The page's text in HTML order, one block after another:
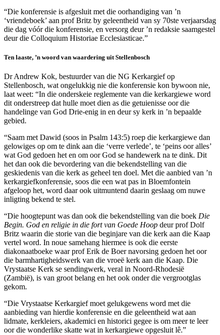
“Die konferensie is afgesluit met die oorhandiging van ’n
‘vriendeboek’ aan prof Britz by geleentheid van sy 70ste verjaarsdag
die dag vóór die konferensie, en versorg deur ’n redaksie saamgestel
deur die Colloquium Historiae Ecclesiasticae.”
Ten laaste, ’n woord van waardering uit Stellenbosch
Dr Andrew Kok, bestuurder van die NG Kerkargief op
Stellenbosch, wat ongelukkig nie die konferensie kon bywoon nie,
laat weet: “In die onderskeie reglemente van die kerkargiewe word
dit onderstreep dat hulle moet dien as die getuienisse oor die
handelinge van God Drie-enig in en deur sy kerk in ’n bepaalde
gebied.
“Saam met Dawid (soos in Psalm 143:5) roep die kerkargiewe dan
gelowiges op om te dink aan die ‘verre verlede’, te ‘peins oor alles’
wat God gedoen het en om oor God se handewerk na te dink. Dit
het dan ook die bevordering van die bekendstelling van die
geskiedenis van die kerk as geheel ten doel. Met die aanbied van ’n
kerkargiefkonferensie, soos die een wat pas in Bloemfontein
afgeloop het, word daar ook uitmuntend daarin geslaag om nuwe
inligting bekend te stel.
“Die hoogtepunt was dan ook die bekendstelling van die boek Die
Begin. God en religie in die fort van Goede Hoop deur prof Dolf
Britz waarin die storie van die beginjare van die kerk aan die Kaap
vertel word. In noue samehang hiermee is ook die eerste
diakonaatboeke waar prof Erik de Boer navorsing gedoen het oor
die barmhartigheidswerk van die vroeë kerk aan die Kaap. Die
Vrystaatse Kerk se sendingwerk, veral in Noord-Rhodesië
(Zambië), is van groot belang en het ook onder die vergrootglas
gekom.
“Die Vrystaatse Kerkargief moet gelukgewens word met die
aanbieding van hierdie konferensie en die geleentheid wat aan
lidmate, kerkleiers, akademici en historici gegee is om meer te leer
oor die wonderlike skatte wat in kerkargiewe opgesluit lê.”